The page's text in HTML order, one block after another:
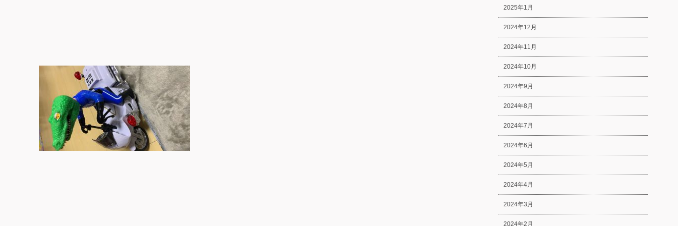
2025年1月
2024年12月
2024年11月
2024年10月
2024年9月
2024年8月
2024年7月
2024年6月
2024年5月
2024年4月
2024年3月
2024年2月